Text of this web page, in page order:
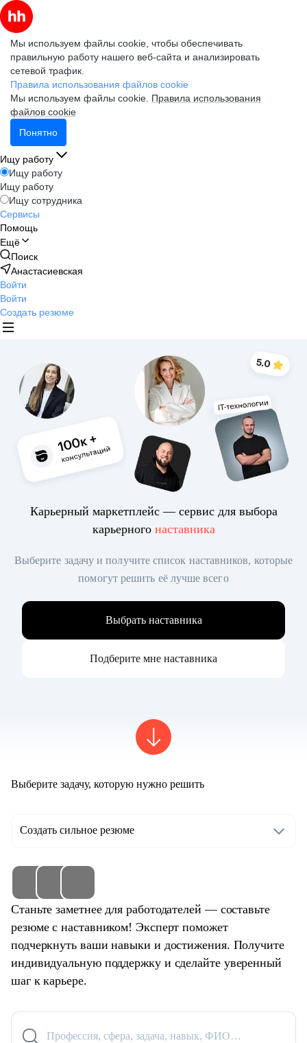
Мы используем файлы cookie, чтобы обеспечивать
правильную работу нашего веб-сайта и анализировать
сетевой трафик.
Правила использования файлов cookie
Мы используем файлы cookie. Правила использования
файлов cookie
Понятно
Ищу работу
Ищу работу
Ищу работу
Ищу сотрудника
Сервисы
Помощь
Ещё
Поиск
Анастасиевская
Войти
Войти
Создать резюме
Карьерный маркетплейс — сервис для выбора
карьерного наставника
Выберите задачу и получите список наставников, которые
помогут решить её лучше всего
Выбрать наставника
Подберите мне наставника
Выберите задачу, которую нужно решить
Создать сильное резюме
Станьте заметнее для работодателей — составьте
резюме с наставником! Эксперт поможет
подчеркнуть ваши навыки и достижения. Получите
индивидуальную поддержку и сделайте уверенный
шаг к карьере.
Профессия, сфера, задача, навык, ФИО…